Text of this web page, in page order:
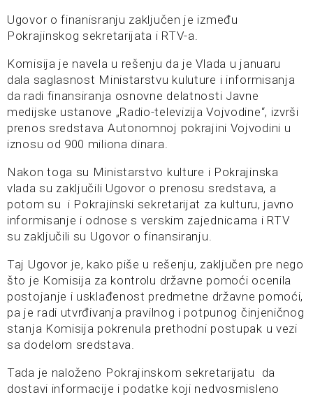
Ugovor o finanisranju zaključen je između
Pokrajinskog sekretarijata i RTV-a.
Komisija je navela u rešenju da je Vlada u januaru
dala saglasnost Ministarstvu kuluture i informisanja
da radi finansiranja osnovne delatnosti Javne
medijske ustanove „Radio-televizija Vojvodine“, izvrši
prenos sredstava Autonomnoj pokrajini Vojvodini u
iznosu od 900 miliona dinara.
Nakon toga su Ministarstvo kulture i Pokrajinska
vlada su zaključili Ugovor o prenosu sredstava, a
potom su i Pokrajinski sekretarijat za kulturu, javno
informisanje i odnose s verskim zajednicama i RTV
su zaključili su Ugovor o finansiranju.
Taj Ugovor je, kako piše u rešenju, zaključen pre nego
što je Кomisija za kontrolu državne pomoći ocenila
postojanje i usklađenost predmetne državne pomoći,
pa je radi utvrđivanja pravilnog i potpunog činjeničnog
stanja Komisija pokrenula prethodni postupak u vezi
sa dodelom sredstava.
Tada je naloženo Pokrajinskom sekretarijatu da
dostavi informacije i podatke koji nedvosmisleno